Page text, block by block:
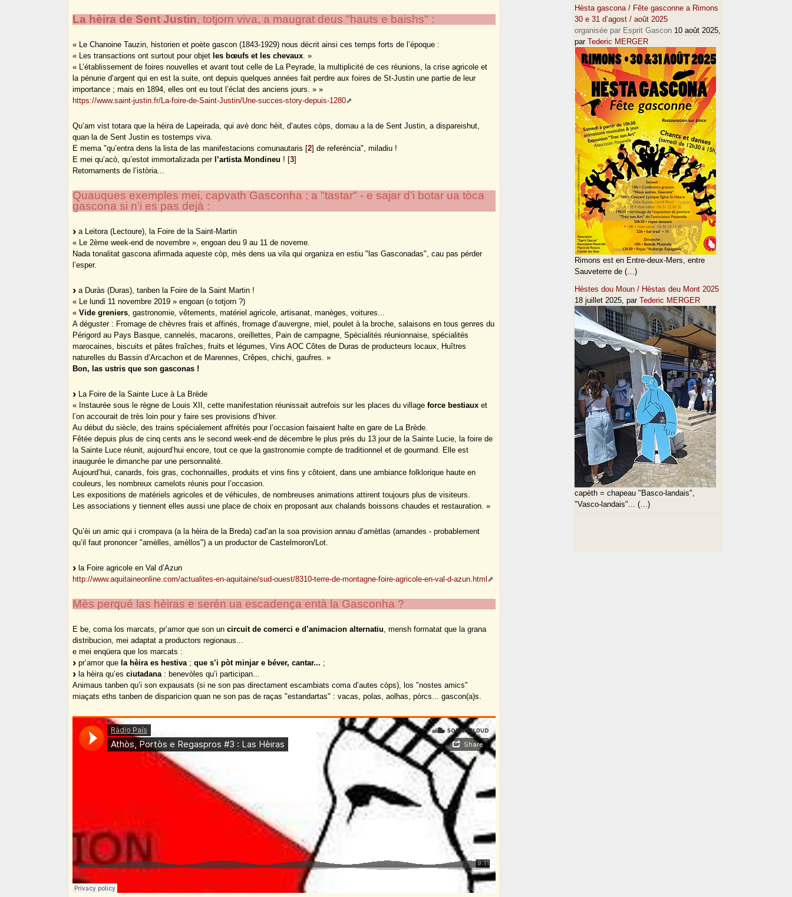
La hèira de Sent Justin, totjorn viva, a maugrat deus "hauts e baishs" :
« Le Chanoine Tauzin, historien et poète gascon (1843-1929) nous décrit ainsi ces temps forts de l’époque :
« Les transactions ont surtout pour objet les bœufs et les chevaux. »
« L’établissement de foires nouvelles et avant tout celle de La Peyrade, la multiplicité de ces réunions, la crise agricole et
la pénurie d’argent qui en est la suite, ont depuis quelques années fait perdre aux foires de St-Justin une partie de leur
importance ; mais en 1894, elles ont eu tout l’éclat des anciens jours. » »
https://www.saint-justin.fr/La-foire-de-Saint-Justin/Une-succes-story-depuis-1280
Qu’am vist totara que la hèira de Lapeirada, qui avè donc hèit, d’autes còps, domau a la de Sent Justin, a dispareishut,
quan la de Sent Justin es tostemps viva.
E mema "qu’entra dens la lista de las manifestacions comunautaris [2] de referéncia", miladiu !
E mei qu’acò, qu’estot immortalizada per l’artista Mondineu ! [3]
Retornaments de l’istòria...
Quauques exemples mei, capvath Gasconha ; a "tastar" - e sajar d’i botar ua tòca
gascona si n’i es pas dejà :
a Leitora (Lectoure), la Foire de la Saint-Martin
« Le 2ème week-end de novembre », engoan deu 9 au 11 de noveme.
Nada tonalitat gascona afirmada aqueste còp, mès dens ua vila qui organiza en estiu "las Gasconadas", cau pas pérder
l’esper.
a Duràs (Duras), tanben la Foire de la Saint Martin !
« Le lundi 11 novembre 2019 » engoan (o totjorn ?)
«Vide greniers, gastronomie, vêtements, matériel agricole, artisanat, manèges, voitures...
A déguster : Fromage de chèvres frais et affinés, fromage d’auvergne, miel, poulet à la broche, salaisons en tous genres du
Périgord au Pays Basque, cannelés, macarons, oreillettes, Pain de campagne, Spécialités réunionnaise, spécialités
marocaines, biscuits et pâtes fraîches, fruits et légumes, Vins AOC Côtes de Duras de producteurs locaux, Huîtres
naturelles du Bassin d’Arcachon et de Marennes, Crêpes, chichi, gaufres. »
Bon, las ustris que son gasconas !
La Foire de la Sainte Luce à La Brède
« Instaurée sous le règne de Louis XII, cette manifestation réunissait autrefois sur les places du villageforce bestiaux et
l’on accourait de très loin pour y faire ses provisions d’hiver.
Au début du siècle, des trains spécialement affrétés pour l’occasion faisaient halte en gare de La Brède.
Fêtée depuis plus de cinq cents ans le second week-end de décembre le plus près du 13 jour de la Sainte Lucie, la foire de
la Sainte Luce réunit, aujourd’hui encore, tout ce que la gastronomie compte de traditionnel et de gourmand. Elle est
inaugurée le dimanche par une personnalité.
Aujourd’hui, canards, fois gras, cochonnailles, produits et vins fins y côtoient, dans une ambiance folklorique haute en
couleurs, les nombreux camelots réunis pour l’occasion.
Les expositions de matériels agricoles et de véhicules, de nombreuses animations attirent toujours plus de visiteurs.
Les associations y tiennent elles aussi une place de choix en proposant aux chalands boissons chaudes et restauration. »
Qu’èi un amic qui i crompava (a la hèira de la Breda) cad’an la soa provision annau d’amètlas (amandes - probablement
qu’il faut prononcer "amèlles, amèllos") a un productor de Castelmoron/Lot.
la Foire agricole en Val d’Azun
http://www.aquitaineonline.com/actualites-en-aquitaine/sud-ouest/8310-terre-de-montagne-foire-agricole-en-val-d-azun.html
Mès perqué las hèiras e serén ua escadença entà la Gasconha ?
E be, coma los marcats, pr’amor que son uncircuit de comerci e d’animacion alternatiu, mensh formatat que la grana
distribucion, mei adaptat a productors regionaus...
e mei enqüera que los marcats :
pr’amor que la hèira es hestiva;que s’i pòt minjar e béver, cantar... ;
la hèira qu’esciutadana: benevòles qu’i participan...
Animaus tanben qu’i son expausats (si ne son pas directament escambiats coma d’autes còps), los "nostes amics"
miaçats eths tanben de disparicion quan ne son pas de raças "estandartas" : vacas, polas, aolhas, pòrcs... gascon(a)s.
Hèsta gascona / Fête gasconne a Rimons
30 e 31 d’agost / août 2025
organisée par Esprit Gascon 10 août 2025,
par Tederic MERGER
Rimons est en Entre-deux-Mers, entre
Sauveterre de (…)
Hèstes dou Moun / Hèstas deu Mont 2025
18 juillet 2025, par Tederic MERGER
capèth = chapeau "Basco-landais",
"Vasco-landais"... (…)